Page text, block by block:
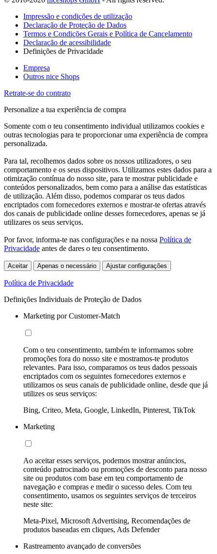
Impressão e condições de utilização
Declaração de Proteção de Dados
Termos e Condições Gerais e Política de Cancelamento
Declaração de acessibilidade
Definições de Privacidade
Empresa
Outros nice Shops
Retrate-se do contrato
Personalize a tua experiência de compra
Somente com o teu consentimento individual utilizamos cookies e
outras tecnologias para te proporcionar uma experiência de compra
personalizada.
Para tal, recolhemos dados sobre os nossos utilizadores, o seu
comportamento e os seus dispositivos. Utilizamos estes dados para a
otimização contínua do nosso site, para te mostrar publicidade e
conteúdos personalizados, bem como para a análise das estatísticas
de utilização. Além disso, podemos comparar os teus dados
encriptados com fornecedores externos e mostrar-te ofertas através
dos canais de publicidade online desses fornecedores, apenas se já
utilizares os seus serviços.
Por favor, informa-te nas configurações e na nossa Política de
Privacidade antes de dares o teu consentimento.
Aceitar Apenas o necessário Ajustar configurações
Política de Privacidade
Definições Individuais de Proteção de Dados
Marketing por Customer-Match
Com o teu consentimento, também te informamos sobre
promoções fora do nosso site e mostramos-te produtos
relevantes. Para isso, comparamos os teus dados pessoais
encriptados com os seguintes fornecedores externos e
utilizamos os seus canais de publicidade online, desde que já
utilizes os seus serviços:
Bing, Criteo, Meta, Google, LinkedIn, Pinterest, TikTok
Marketing
Ao aceitar esses serviços, podemos mostrar anúncios,
conteúdo patrocinado ou promoções de desconto para nosso
site ou produtos com base em teu comportamento de
navegação e compras e medir o sucesso deles. Com teu
consentimento, usamos os seguintes serviços de terceiros
neste site:
Meta-Pixel, Microsoft Advertising, Recomendações de
produtos baseadas em cliques, Ads Defender
Rastreamento avançado de conversões